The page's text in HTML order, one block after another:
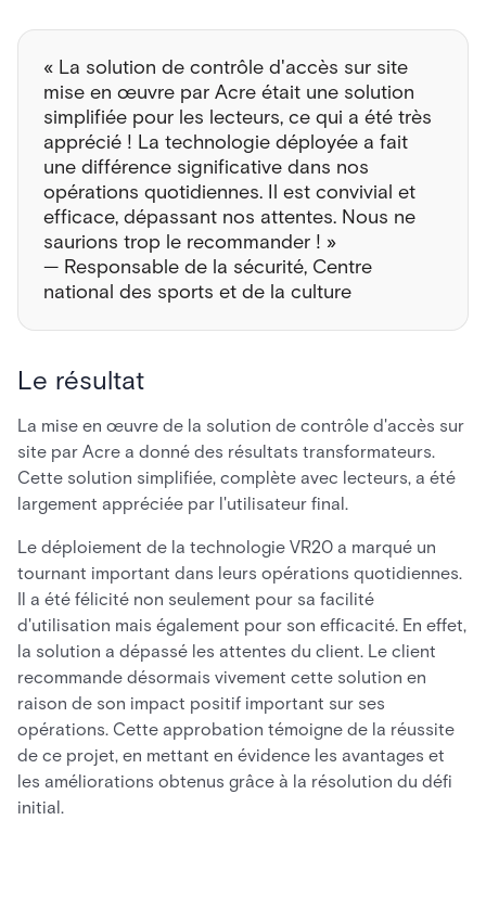
« La solution de contrôle d'accès sur site
mise en œuvre par Acre était une solution
simplifiée pour les lecteurs, ce qui a été très
apprécié ! La technologie déployée a fait
une différence significative dans nos
opérations quotidiennes. Il est convivial et
efficace, dépassant nos attentes. Nous ne
saurions trop le recommander ! »
— Responsable de la sécurité, Centre
national des sports et de la culture
Le résultat
La mise en œuvre de la solution de contrôle d'accès sur
site par Acre a donné des résultats transformateurs.
Cette solution simplifiée, complète avec lecteurs, a été
largement appréciée par l'utilisateur final.
Le déploiement de la technologie VR20 a marqué un
tournant important dans leurs opérations quotidiennes.
Il a été félicité non seulement pour sa facilité
d'utilisation mais également pour son efficacité. En effet,
la solution a dépassé les attentes du client. Le client
recommande désormais vivement cette solution en
raison de son impact positif important sur ses
opérations. Cette approbation témoigne de la réussite
de ce projet, en mettant en évidence les avantages et
les améliorations obtenus grâce à la résolution du défi
initial.